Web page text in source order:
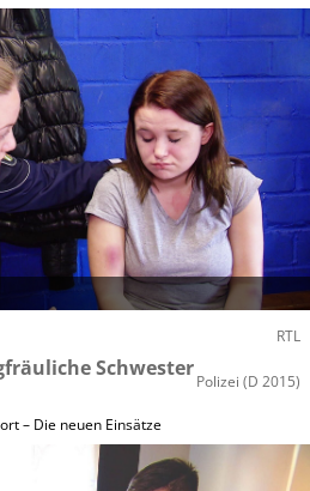
RTL
Schwester
Polizei (D 2015)
– Die neuen Einsätze